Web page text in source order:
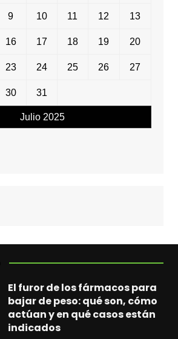
Julio 2025
9 10 11 12 13
16 17 18 19 20
23 24 25 26 27
30 31
El furor de los fármacos para
bajar de peso: qué son, cómo
actúan y en qué casos están
indicados